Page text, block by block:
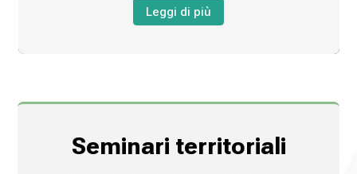
Leggi di più
Seminari territoriali